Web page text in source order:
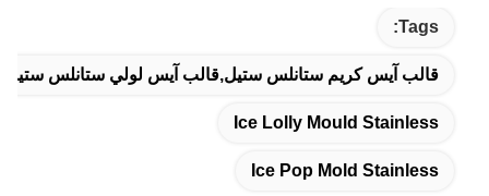
Tags:
قالب آيس كريم ستانلس ستيل,قالب آيس لولي ستانلس
Ice Lolly Mould Stainless
Ice Pop Mold Stainless